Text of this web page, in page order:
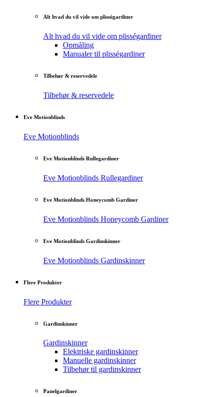
Alt hvad du vil vide om plisségardiner
Alt hvad du vil vide om plisségardiner
Opmåling
Manualer til plisségardiner
Tilbehør & reservedele
Tilbehør & reservedele
Eve Motionblinds
Eve Motionblinds
Eve Motionblinds Rullegardiner
Eve Motionblinds Rullegardiner
Eve Motionblinds Honeycomb Gardiner
Eve Motionblinds Honeycomb Gardiner
Eve Motionblinds Gardinskinner
Eve Motionblinds Gardinskinner
Flere Produkter
Flere Produkter
Gardinskinner
Gardinskinner
Elektriske gardinskinner
Manuelle gardinskinner
Tilbehør til gardinskinner
Panelgardiner